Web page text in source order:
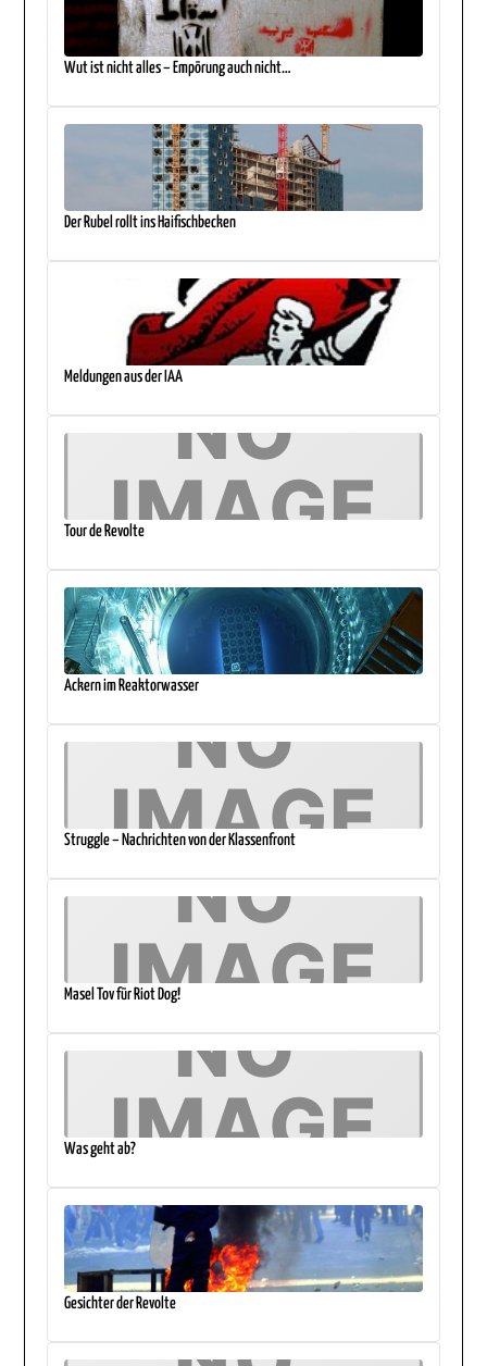
Wut ist nicht alles – Empörung auch nicht…
Der Rubel rollt ins Haifischbecken
Meldungen aus der IAA
Tour de Revolte
Ackern im Reaktorwasser
Struggle – Nachrichten von der Klassenfront
Masel Tov für Riot Dog!
Was geht ab?
Gesichter der Revolte